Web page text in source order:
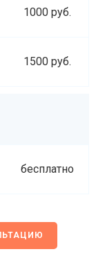
1000 руб.
1500 руб.
бесплатно